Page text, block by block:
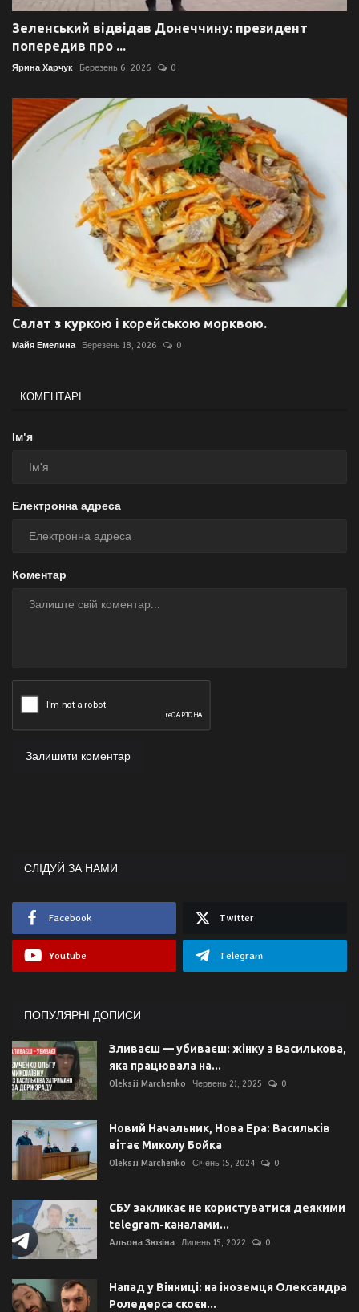
Зеленський відвідав Донеччину: президент
попередив про ...
Ярина Харчук Березень 6, 2026 0
Салат з куркою і корейською морквою.
Майя Емелина Березень 18, 2026 0
КОМЕНТАРІ
Ім'я
Електронна адреса
Коментар
Залишити коментар
СЛІДУЙ ЗА НАМИ
Facebook Twitter
Youtube Telegram
ПОПУЛЯРНІ ДОПИСИ
Зливаєш — убиваєш: жінку з Василькова,
яка працювала на...
Oleksii Marchenko Червень 21, 2025 0
Новий Начальник, Нова Ера: Васильків
вітає Миколу Бойка
Oleksii Marchenko Січень 15, 2024 0
СБУ закликає не користуватися деякими
telegram-каналами...
Альона Зюзіна Липень 15, 2022 0
Напад у Вінниці: на іноземця Олександра
Роледерса скоєн...